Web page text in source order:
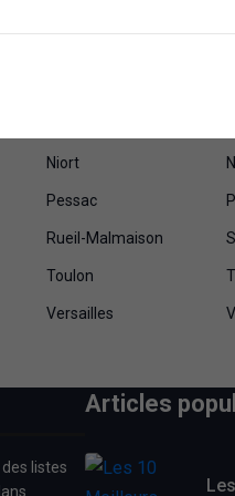
Niort
Pessac
Rueil-Malmaison
Toulon
Versailles
listes
Articles